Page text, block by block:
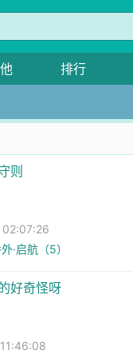
排行
则
02:07:26
·启航（5）
好奇怪呀